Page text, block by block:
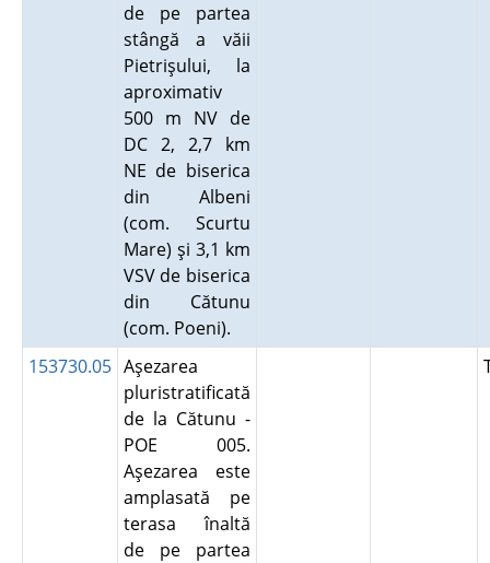
de pe partea
stângă a văii
Pietrişului, la
aproximativ
500 m NV de
DC 2, 2,7 km
NE de biserica
din Albeni
(com. Scurtu
Mare) şi 3,1 km
VSV de biserica
din Cătunu
(com. Poeni).
153730.05 Aşezarea
pluristratificată
de la Cătunu -
POE 005.
Aşezarea este
amplasată pe
terasa înaltă
de pe partea